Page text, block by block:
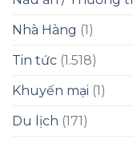
Nhà Hàng (1)
Tin tức (1.518)
Khuyến mại (1)
Du lịch (171)